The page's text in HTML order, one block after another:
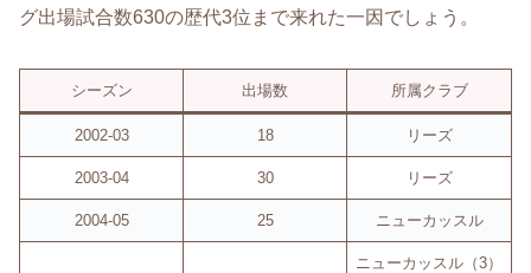
グ出場試合数630の歴代3位まで来れた一因でしょう。
シーズン 出場数 所属クラブ
2002-03 18 リーズ
2003-04 30 リーズ
2004-05 25 ニューカッスル
ニューカッスル（3）